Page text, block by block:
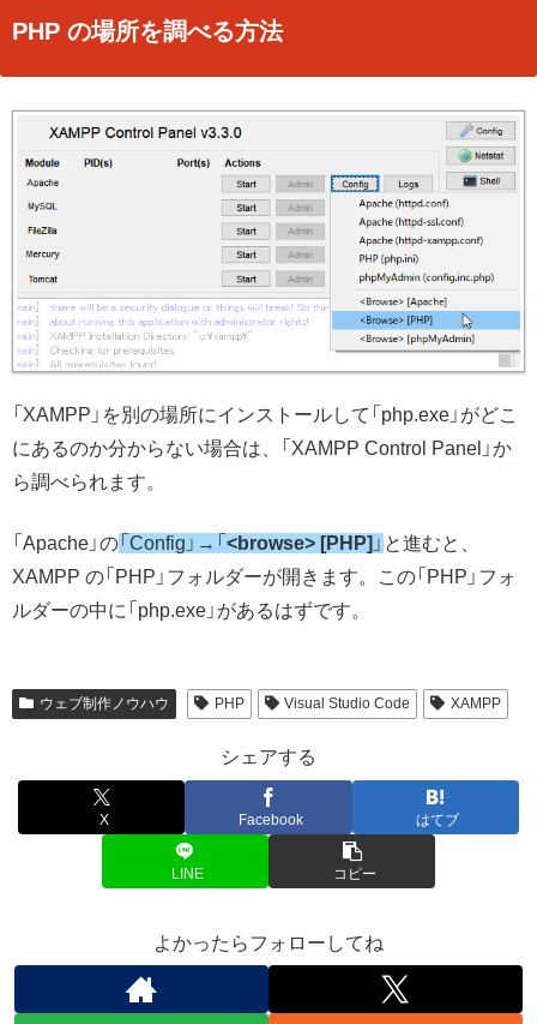
PHP の場所を調べる方法
「XAMPP」を別の場所にインストールして「php.exe」がどこ
にあるのか分からない場合は、「XAMPP Control Panel」か
ら調べられます。
「Apache」の「Config」→「 <browse> [PHP] 」 と進むと、
XAMPP の「PHP」フォルダーが開きます。この「PHP」フォ
ルダーの中に「php.exe」があるはずです。
ウェブ制作ノウハウ PHP Visual Studio Code XAMPP
シェアする
X Facebook はてブ
LINE コピー
よかったらフォローしてね